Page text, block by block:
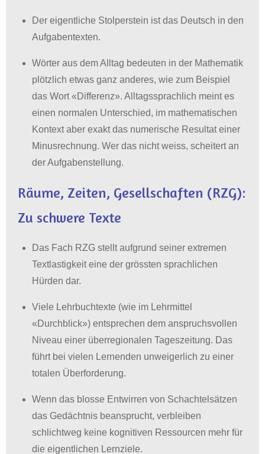
Der eigentliche Stolperstein ist das Deutsch in den
Aufgabentexten.
Wörter aus dem Alltag bedeuten in der Mathematik
plötzlich etwas ganz anderes, wie zum Beispiel
das Wort «Differenz». Alltagssprachlich meint es
einen normalen Unterschied, im mathematischen
Kontext aber exakt das numerische Resultat einer
Minusrechnung. Wer das nicht weiss, scheitert an
der Aufgabenstellung.
Räume, Zeiten, Gesellschaften (RZG):
Zu schwere Texte
Das Fach RZG stellt aufgrund seiner extremen
Textlastigkeit eine der grössten sprachlichen
Hürden dar.
Viele Lehrbuchtexte (wie im Lehrmittel
«Durchblick») entsprechen dem anspruchsvollen
Niveau einer überregionalen Tageszeitung. Das
führt bei vielen Lernenden unweigerlich zu einer
totalen Überforderung.
Wenn das blosse Entwirren von Schachtelsätzen
das Gedächtnis beansprucht, verbleiben
schlichtweg keine kognitiven Ressourcen mehr für
die eigentlichen Lernziele.